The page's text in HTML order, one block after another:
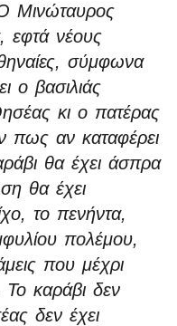
Μινώταυρος
εφτά νέους
σύμφωνα
ο βασιλιάς
κι ο πατέρας
πως αν καταφέρει
θα έχει άσπρα
θα έχει
το πενήντα,
πολέμου,
που μέχρι
καράβι δεν
δεν έχει